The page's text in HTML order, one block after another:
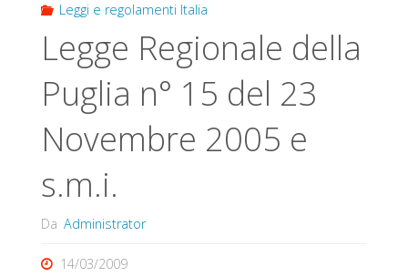
Leggi e regolamenti Italia
Legge Regionale della
Puglia n° 15 del 23
Novembre 2005 e
s.m.i.
Da Administrator
14/03/2009